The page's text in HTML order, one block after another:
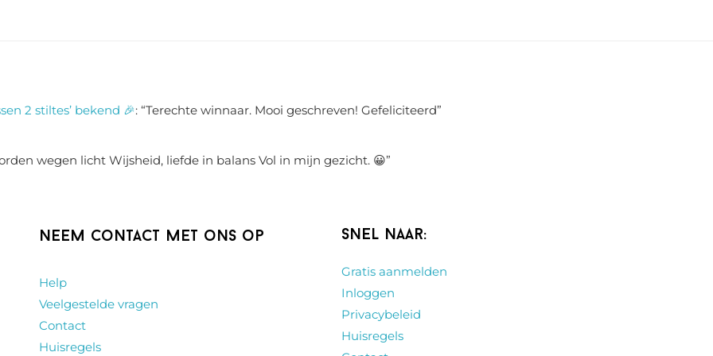
2 stiltes’ bekend 🎉: “Terechte winnaar. Mooi geschreven! Gefeliciteerd”
wegen licht Wijsheid, liefde in balans Vol in mijn gezicht. 😀”
Neem contact met ons op
Help
Veelgestelde vragen
Contact
Huisregels
Snel naar:
Gratis aanmelden
Inloggen
Privacybeleid
Huisregels